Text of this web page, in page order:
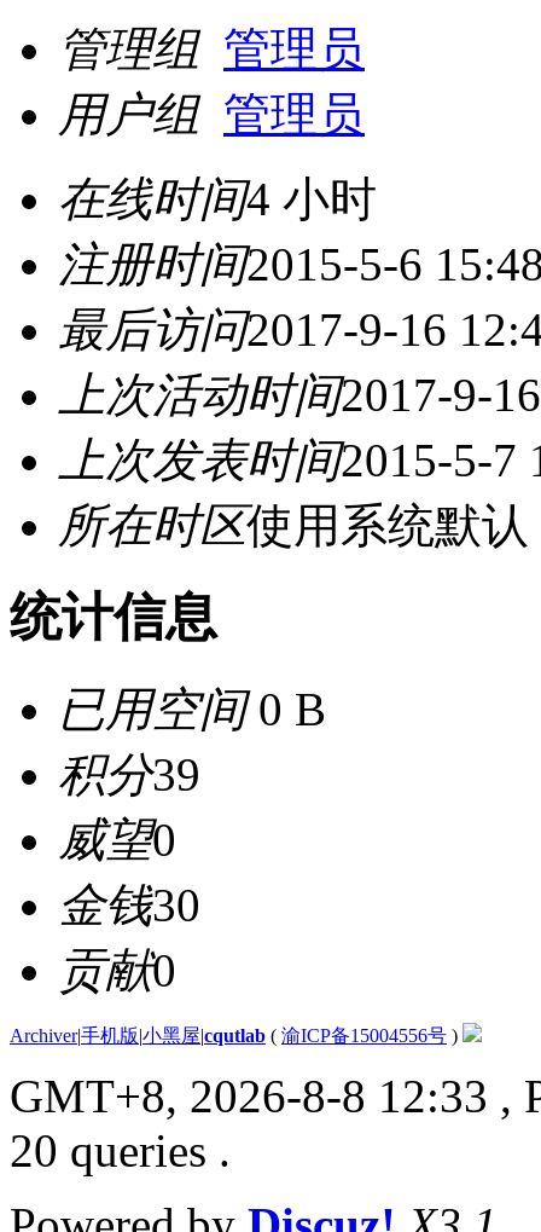
管理组 管理员
用户组 管理员
在线时间4 小时
注册时间2015-5-6
最后访问2017-9-16
上次活动时间2017-9-
上次发表时间2015-5-7
所在时区使用系统默认
统计信息
已用空间0 B
积分39
威望0
金钱30
贡献0
Archiver|手机版|小黑屋|cqutlab ( 渝ICP备15004556号 )
GMT+8, 2026-8-8 12:33 ,
20 queries .